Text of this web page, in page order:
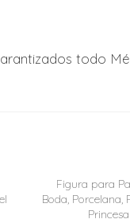
todo
Figura para
Boda, Porcelana,
Princesa